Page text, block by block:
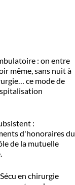
: on entre
même, sans nuit à
ce mode de
:
d'honoraires du
de la mutuelle
en chirurgie